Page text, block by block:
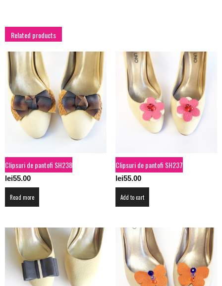
Related products
Clipsuri de pantofi SH238
lei55.00
Read more
Clipsuri de pantofi SH237
lei55.00
Add to cart